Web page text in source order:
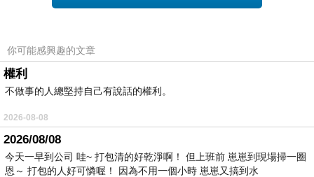
你可能感興趣的文章
權利
不做事的人總堅持自己有說話的權利。
2026-08-08
2026/08/08
今天一早到公司 哇~ 打包清的好乾淨啊！ 但上班前 崽崽到現場掃一圈
恩～ 打包的人好可憐喔！ 因為不用一個小時 崽崽又搞到水